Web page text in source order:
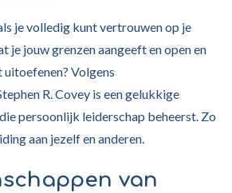
je volledig kunt vertrouwen op je
je jouw grenzen aangeeft en open en
Volgens
R. Covey is een gelukkige
persoonlijk leiderschap beheerst. Zo
aan jezelf en anderen.
van